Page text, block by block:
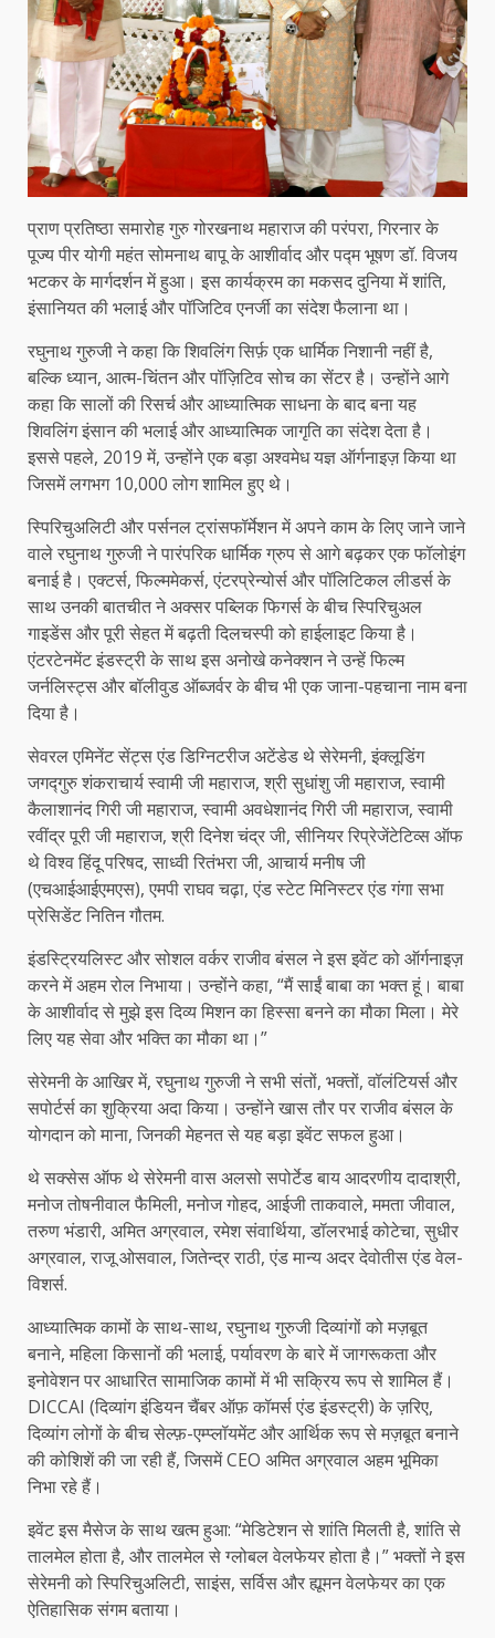
प्राण प्रतिष्ठा समारोह गुरु गोरखनाथ महाराज की परंपरा, गिरनार के
पूज्य पीर योगी महंत सोमनाथ बापू के आशीर्वाद और पद्म भूषण डॉ. विजय
भटकर के मार्गदर्शन में हुआ। इस कार्यक्रम का मकसद दुनिया में शांति,
इंसानियत की भलाई और पॉजिटिव एनर्जी का संदेश फैलाना था।
रघुनाथ गुरुजी ने कहा कि शिवलिंग सिर्फ़ एक धार्मिक निशानी नहीं है,
बल्कि ध्यान, आत्म-चिंतन और पॉज़िटिव सोच का सेंटर है। उन्होंने आगे
कहा कि सालों की रिसर्च और आध्यात्मिक साधना के बाद बना यह
शिवलिंग इंसान की भलाई और आध्यात्मिक जागृति का संदेश देता है।
इससे पहले, 2019 में, उन्होंने एक बड़ा अश्वमेध यज्ञ ऑर्गनाइज़ किया था
जिसमें लगभग 10,000 लोग शामिल हुए थे।
स्पिरिचुअलिटी और पर्सनल ट्रांसफॉर्मेशन में अपने काम के लिए जाने जाने
वाले रघुनाथ गुरुजी ने पारंपरिक धार्मिक ग्रुप से आगे बढ़कर एक फॉलोइंग
बनाई है। एक्टर्स, फिल्ममेकर्स, एंटरप्रेन्योर्स और पॉलिटिकल लीडर्स के
साथ उनकी बातचीत ने अक्सर पब्लिक फिगर्स के बीच स्पिरिचुअल
गाइडेंस और पूरी सेहत में बढ़ती दिलचस्पी को हाईलाइट किया है।
एंटरटेनमेंट इंडस्ट्री के साथ इस अनोखे कनेक्शन ने उन्हें फिल्म
जर्नलिस्ट्स और बॉलीवुड ऑब्जर्वर के बीच भी एक जाना-पहचाना नाम बना
दिया है।
सेवरल एमिनेंट सेंट्स एंड डिग्निटरीज अटेंडेड थे सेरेमनी, इंक्लूडिंग
जगद्गुरु शंकराचार्य स्वामी जी महाराज, श्री सुधांशु जी महाराज, स्वामी
कैलाशानंद गिरी जी महाराज, स्वामी अवधेशानंद गिरी जी महाराज, स्वामी
रवींद्र पूरी जी महाराज, श्री दिनेश चंद्र जी, सीनियर रिप्रेजेंटेटिव्स ऑफ
थे विश्व हिंदू परिषद, साध्वी रितंभरा जी, आचार्य मनीष जी
(एचआईआईएमएस), एमपी राघव चढ़ा, एंड स्टेट मिनिस्टर एंड गंगा सभा
प्रेसिडेंट नितिन गौतम.
इंडस्ट्रियलिस्ट और सोशल वर्कर राजीव बंसल ने इस इवेंट को ऑर्गनाइज़
करने में अहम रोल निभाया। उन्होंने कहा, “मैं साईं बाबा का भक्त हूं। बाबा
के आशीर्वाद से मुझे इस दिव्य मिशन का हिस्सा बनने का मौका मिला। मेरे
लिए यह सेवा और भक्ति का मौका था।”
सेरेमनी के आखिर में, रघुनाथ गुरुजी ने सभी संतों, भक्तों, वॉलंटियर्स और
सपोर्टर्स का शुक्रिया अदा किया। उन्होंने खास तौर पर राजीव बंसल के
योगदान को माना, जिनकी मेहनत से यह बड़ा इवेंट सफल हुआ।
थे सक्सेस ऑफ थे सेरेमनी वास अलसो सपोर्टेड बाय आदरणीय दादाश्री,
मनोज तोषनीवाल फैमिली, मनोज गोहद, आईजी ताकवाले, ममता जीवाल,
तरुण भंडारी, अमित अग्रवाल, रमेश संवार्थिया, डॉलरभाई कोटेचा, सुधीर
अग्रवाल, राजू ओसवाल, जितेन्द्र राठी, एंड मान्य अदर देवोतीस एंड वेल-
विशर्स.
आध्यात्मिक कामों के साथ-साथ, रघुनाथ गुरुजी दिव्यांगों को मज़बूत
बनाने, महिला किसानों की भलाई, पर्यावरण के बारे में जागरूकता और
इनोवेशन पर आधारित सामाजिक कामों में भी सक्रिय रूप से शामिल हैं।
DICCAI (दिव्यांग इंडियन चैंबर ऑफ़ कॉमर्स एंड इंडस्ट्री) के ज़रिए,
दिव्यांग लोगों के बीच सेल्फ़-एम्प्लॉयमेंट और आर्थिक रूप से मज़बूत बनाने
की कोशिशें की जा रही हैं, जिसमें CEO अमित अग्रवाल अहम भूमिका
निभा रहे हैं।
इवेंट इस मैसेज के साथ खत्म हुआ: “मेडिटेशन से शांति मिलती है, शांति से
तालमेल होता है, और तालमेल से ग्लोबल वेलफेयर होता है।” भक्तों ने इस
सेरेमनी को स्पिरिचुअलिटी, साइंस, सर्विस और ह्यूमन वेलफेयर का एक
ऐतिहासिक संगम बताया।